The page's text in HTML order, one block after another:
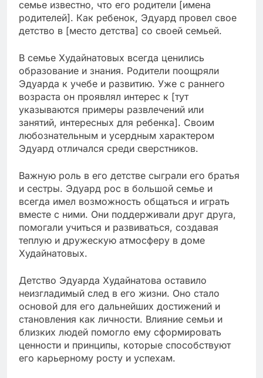
семье известно, что его родители [имена
родителей]. Как ребенок, Эдуард провел свое
детство в [место детства] со своей семьей.
В семье Худайнатовых всегда ценились
образование и знания. Родители поощряли
Эдуарда к учебе и развитию. Уже с раннего
возраста он проявлял интерес к [тут
указываются примеры развлечений или
занятий, интересных для ребенка]. Своим
любознательным и усердным характером
Эдуард отличался среди сверстников.
Важную роль в его детстве сыграли его братья
и сестры. Эдуард рос в большой семье и
всегда имел возможность общаться и играть
вместе с ними. Они поддерживали друг друга,
помогали учиться и развиваться, создавая
теплую и дружескую атмосферу в доме
Худайнатовых.
Детство Эдуарда Худайнатова оставило
неизгладимый след в его жизни. Оно стало
основой для его дальнейших достижений и
становления как личности. Влияние семьи и
близких людей помогло ему сформировать
ценности и принципы, которые способствуют
его карьерному росту и успехам.